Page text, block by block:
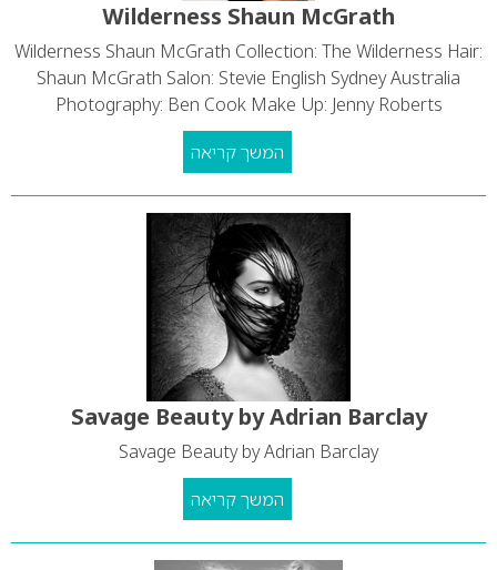
Wilderness Shaun McGrath
Wilderness Shaun McGrath Collection: The Wilderness Hair:
Shaun McGrath Salon: Stevie English Sydney Australia
Photography: Ben Cook Make Up: Jenny Roberts
המשך קריאה
Savage Beauty by Adrian Barclay
Savage Beauty by Adrian Barclay
המשך קריאה